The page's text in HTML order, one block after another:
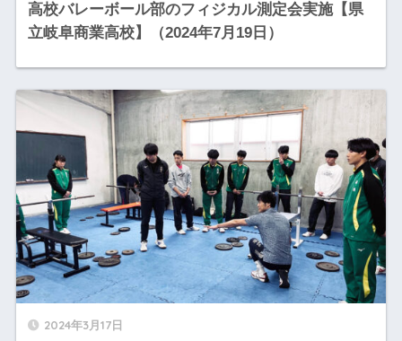
高校バレーボール部のフィジカル測定会実施【県
立岐阜商業高校】（2024年7月19日）
2024年3月17日